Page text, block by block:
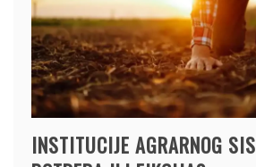
INSTITUCIJE AGRARNOG